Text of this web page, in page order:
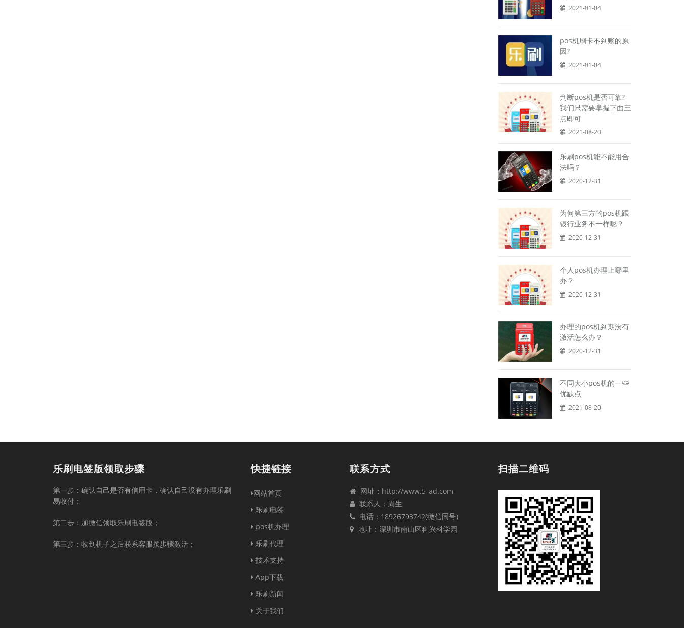
2021-01-04
pos机刷卡不到账的原
因?
2021-01-04
判断pos机是否可靠?
我们只需要掌握下面三
点即可
2021-08-20
乐刷pos机能不能用合
法吗？
2020-12-31
为何第三方的pos机跟
银行业务不一样呢？
2020-12-31
个人pos机办理上哪里
办？
2020-12-31
办理的pos机到期没有
激活怎么办？
2020-12-31
不同大小pos机的一些
优缺点
2021-08-20
乐刷电签版领取步骤
第一步：确认自己是否有信用卡，确认自己没有办理乐刷
易收付；
第二步：加微信领取乐刷电签版；
第三步：收到机子之后联系客服按步骤激活；
快捷链接
网站首页
乐刷电签
pos机办理
乐刷代理
技术支持
App下载
乐刷新闻
关于我们
联系方式
网址：http://www.5-ad.com
联系人：周生
电话：18926793742(微信同号)
地址：深圳市南山区科兴科学园
扫描二维码